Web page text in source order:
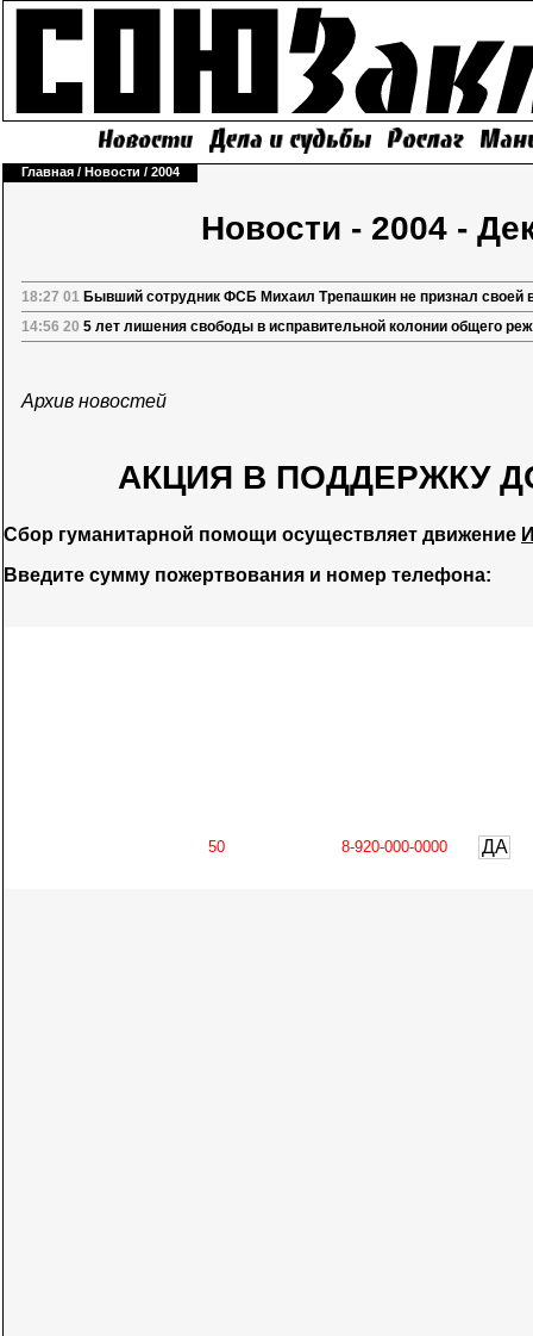
Главная / Новости / 2004
Новости - 2004 -
18:27 01 Бывший сотрудник ФСБ Михаил Трепашкин не признал своей
14:56 20 5 лет лишения свободы в исправительной колонии общего
Архив новостей
АКЦИЯ В ПОДДЕРЖКУ
Сбор гуманитарной помощи осуществляет движение
Введите сумму пожертвования и номер телефона:
ДА